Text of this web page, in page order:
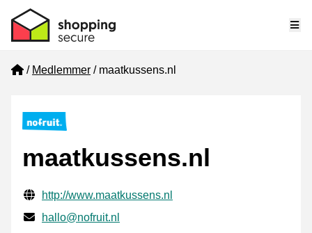
Home
Medlemmer maatkussens.nl
maatkussens.nl
Verifisert kontaktinformasjon
Website URL
http://www.maatkussens.nl
E-post
hallo@nofruit.nl